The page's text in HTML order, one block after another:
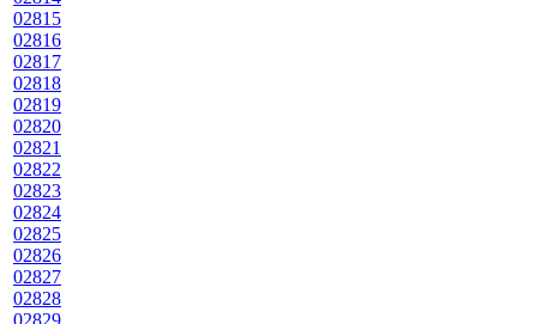
02815
02816
02817
02818
02819
02820
02821
02822
02823
02824
02825
02826
02827
02828
02829